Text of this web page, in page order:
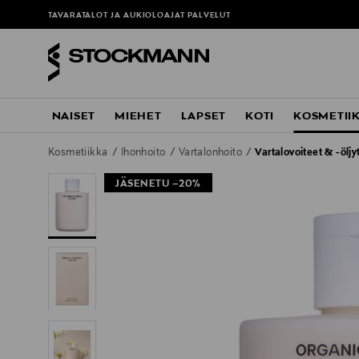
TAVARATALOT JA AUKIOLOAJAT PALVELUT
NAISET MIEHET LAPSET KOTI
Kosmetiikka Ihonhoito Vartalonhoito Vartalovoiteet & -
JÄSENETU –20%